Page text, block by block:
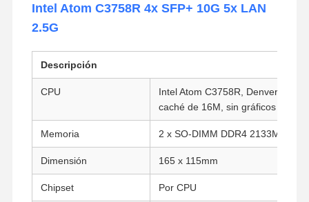
Intel Atom C3758R 4x SFP+ 10G 5x LAN
2.5G
Descripción
CPU
Intel Atom C3758R, Denverton, 8
caché de 16M, sin gráficos
Memoria 2 x SO-DIMM DDR4 2133MHz
Dimensión 165 x 115mm
Chipset Por CPU